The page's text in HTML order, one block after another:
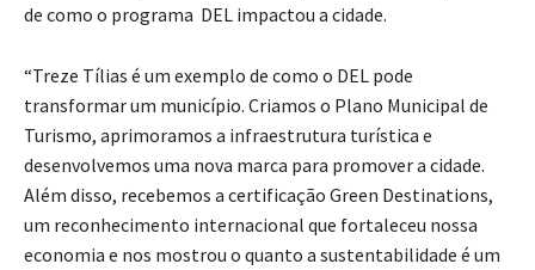
de como o programa DEL impactou a cidade.
“Treze Tílias é um exemplo de como o DEL pode
transformar um município. Criamos o Plano Municipal de
Turismo, aprimoramos a infraestrutura turística e
desenvolvemos uma nova marca para promover a cidade.
Além disso, recebemos a certificação Green Destinations,
um reconhecimento internacional que fortaleceu nossa
economia e nos mostrou o quanto a sustentabilidade é um